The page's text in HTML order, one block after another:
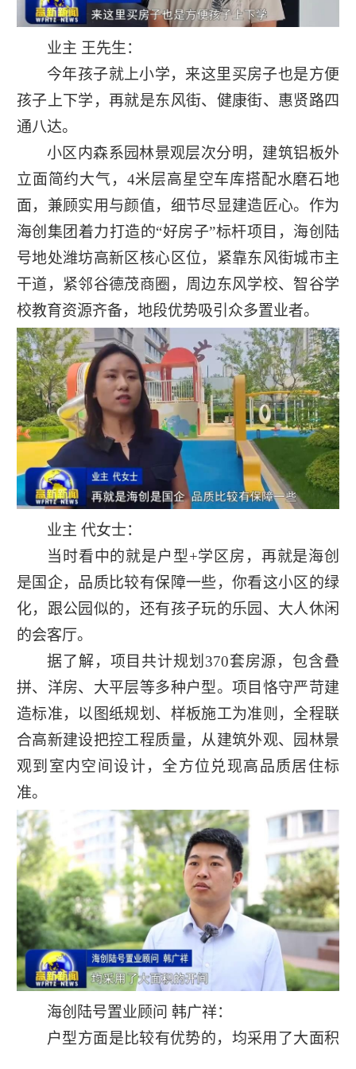
业主 王先生：
今年孩子就上小学，来这里买房子也是方便
孩子上下学，再就是东风街、健康街、惠贤路四
通八达。
小区内森系园林景观层次分明，建筑铝板外
立面简约大气，4米层高星空车库搭配水磨石地
面，兼顾实用与颜值，细节尽显建造匠心。作为
海创集团着力打造的“好房子”标杆项目，海创陆
号地处潍坊高新区核心区位，紧靠东风街城市主
干道，紧邻谷德茂商圈，周边东风学校、智谷学
校教育资源齐备，地段优势吸引众多置业者。
业主 代女士：
当时看中的就是户型+学区房，再就是海创
是国企，品质比较有保障一些，你看这小区的绿
化，跟公园似的，还有孩子玩的乐园、大人休闲
的会客厅。
据了解，项目共计规划370套房源，包含叠
拼、洋房、大平层等多种户型。项目恪守严苛建
造标准，以图纸规划、样板施工为准则，全程联
合高新建设把控工程质量，从建筑外观、园林景
观到室内空间设计，全方位兑现高品质居住标
准。
海创陆号置业顾问 韩广祥：
户型方面是比较有优势的，均采用了大面积